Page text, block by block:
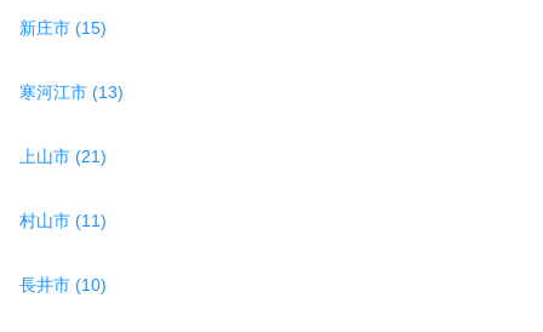
新庄市 (15)
寒河江市 (13)
上山市 (21)
村山市 (11)
長井市 (10)